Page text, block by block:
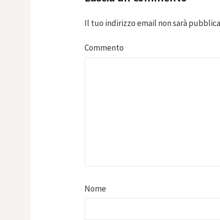
Il tuo indirizzo email non sarà
Commento
Nome